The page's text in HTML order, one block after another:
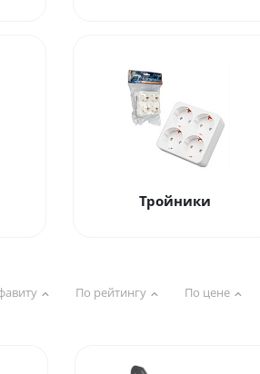
Тройники
По рейтингу По цене